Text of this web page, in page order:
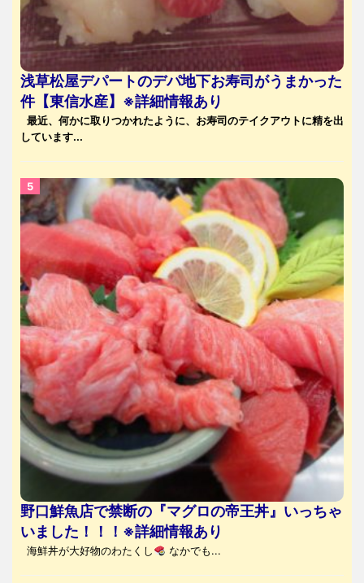
浅草松屋デパートのデパ地下お寿司がうまかった
件【東信水産】※詳細情報あり
最近、何かに取りつかれたように、お寿司のテイクアウトに精を出
しています...
野口鮮魚店で禁断の『マグロの帝王丼』いっちゃ
いました！！！※詳細情報あり
海鮮丼が大好物のわたくし なかでも...